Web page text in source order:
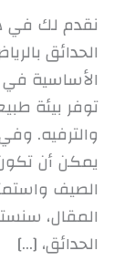
نقدم لك في
الحدائق
الأساسية
توفر بيئة
والترفيه.
يمكن أن
الصيف
المقال،
الحدائق، […]